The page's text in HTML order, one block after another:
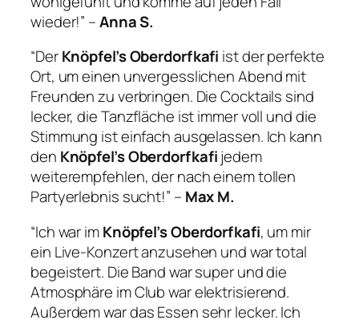
wieder!” –Anna S.
“DerKnöpfel’s Oberdorfkafi ist der perfekte
Ort, um einen unvergesslichen Abend mit
Freunden zu verbringen. Die Cocktails sind
lecker, die Tanzfläche ist immer voll und die
Stimmung ist einfach ausgelassen. Ich kann
den Knöpfel’s Oberdorfkafijedem
weiterempfehlen, der nach einem tollen
Partyerlebnis sucht!” – Max M.
“Ich war imKnöpfel’s Oberdorfkafi, um mir
ein Live-Konzert anzusehen und war total
begeistert. Die Band war super und die
Atmosphäre im Club war elektrisierend.
Außerdem war das Essen sehr lecker. Ich